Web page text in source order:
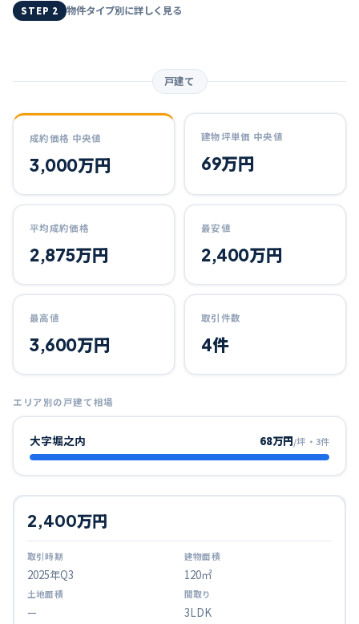
STEP 2 物件タイプ別に詳しく見る
戸建て
成約価格 中央値
3,000万円
建物坪単価 中央値
69万円
平均成約価格
2,875万円
最安値
2,400万円
最高値
3,600万円
取引件数
4件
エリア別の戸建て相場
大字堀之内 68万円/坪 ・ 3件
2025年Q3
2,400万円
120㎡
— 3LDK